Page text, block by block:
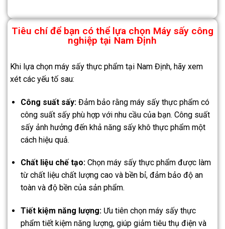
Tiêu chí để bạn có thể lựa chọn Máy sấy công
nghiệp tại Nam Định
Khi lựa chọn máy sấy thực phẩm tại Nam Định, hãy xem
xét các yếu tố sau:
Công suất sấy:Đảm bảo rằng máy sấy thực phẩm có
công suất sấy phù hợp với nhu cầu của bạn. Công suất
sấy ảnh hưởng đến khả năng sấy khô thực phẩm một
cách hiệu quả.
Chất liệu chế tạo:Chọn máy sấy thực phẩm được làm
từ chất liệu chất lượng cao và bền bỉ, đảm bảo độ an
toàn và độ bền của sản phẩm.
Tiết kiệm năng lượng:Ưu tiên chọn máy sấy thực
phẩm tiết kiệm năng lượng, giúp giảm tiêu thụ điện và